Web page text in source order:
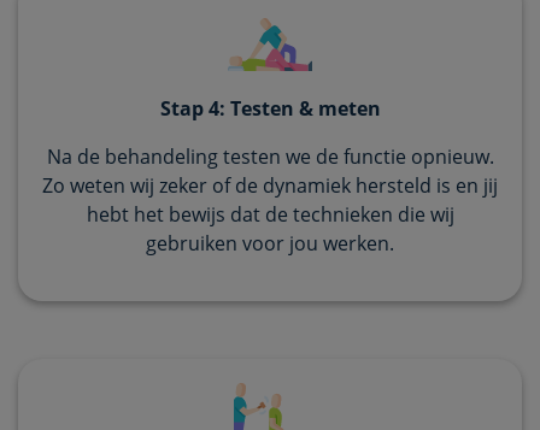
Stap 4: Testen & meten
Na de behandeling testen we de functie opnieuw.
Zo weten wij zeker of de dynamiek hersteld is en jij
hebt het bewijs dat de technieken die wij
gebruiken voor jou werken.